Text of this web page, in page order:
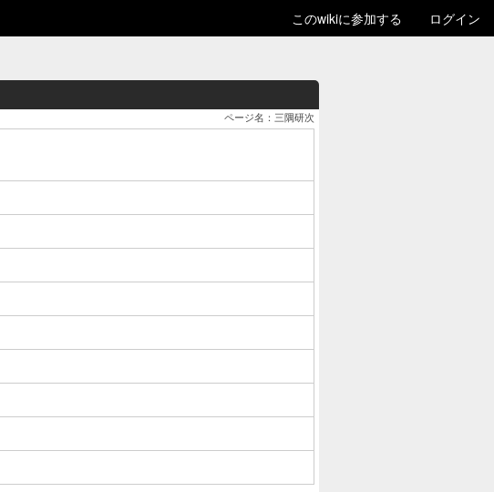
このwikiに参加する ログイン
ページ名：三隅研次